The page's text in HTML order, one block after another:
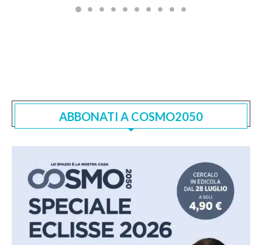
ABBONATI A COSMO2050